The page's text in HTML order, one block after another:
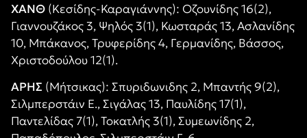
ΧΑΝΘ (Κεσίδης-Καραγιάννης): Οζουνίδης 16(2),
Γιαννουζάκος 3, Ψηλός 3(1), Κωσταράς 13, Ασλανίδης
10, Μπάκανος, Τρυφερίδης 4, Γερμανίδης, Βάσσος,
Χριστοδούλου 12(1).
ΑΡΗΣ (Μήτσικας): Σπυριδωνιδης 2, Μπαντής 9(2),
Σιλμπερστάιν Ε., Σιγάλας 13, Παυλίδης 17(1),
Παντελίδας 7(1), Τοκατλής 3(1), Συμεωνίδης 2,